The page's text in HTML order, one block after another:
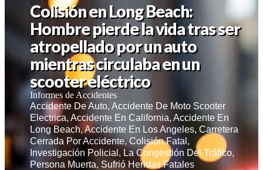
Colisión en Long Beach:
Hombre pierde la vida tras ser
atropellado por un auto
mientras circulaba en un
scooter eléctrico
Informes de Accidentes
Accidente De Auto,Accidente De Moto Scooter
Electrica,Accidente En California,Accidente En
Long Beach,Accidente En Los Angeles,Carretera
Cerrada Por Accidente,Colisión Fatal ,
Investigación Policial , La Congestión Del Tráfico,
Persona Muerta, Sufrió Heridas Fatales